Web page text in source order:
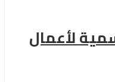
لأعمال